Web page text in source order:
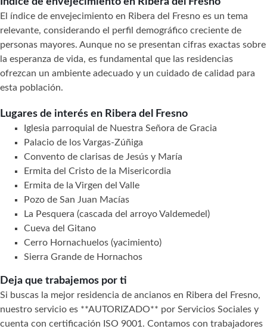
El índice de envejecimiento en Ribera del Fresno es un tema
relevante, considerando el perfil demográfico creciente de
personas mayores. Aunque no se presentan cifras exactas sobre
la esperanza de vida, es fundamental que las residencias
ofrezcan un ambiente adecuado y un cuidado de calidad para
esta población.
Lugares de interés en Ribera del Fresno
Iglesia parroquial de Nuestra Señora de Gracia
Palacio de los Vargas-Zúñiga
Convento de clarisas de Jesús y María
Ermita del Cristo de la Misericordia
Ermita de la Virgen del Valle
Pozo de San Juan Macías
La Pesquera (cascada del arroyo Valdemedel)
Cueva del Gitano
Cerro Hornachuelos (yacimiento)
Sierra Grande de Hornachos
Deja que trabajemos por ti
Si buscas la mejor residencia de ancianos en Ribera del Fresno,
nuestro servicio es **AUTORIZADO** por Servicios Sociales y
cuenta con certificación ISO 9001. Contamos con trabajadores